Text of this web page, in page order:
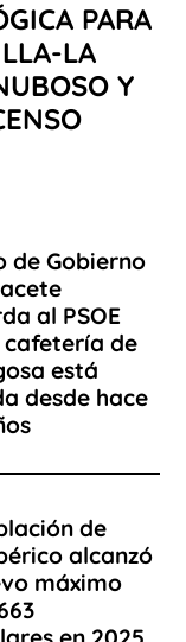
PARA
LA
Y
de Gobierno
al PSOE
cafetería de
está
desde hace
de
alcanzó
máximo